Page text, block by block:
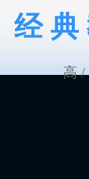
经
高 /